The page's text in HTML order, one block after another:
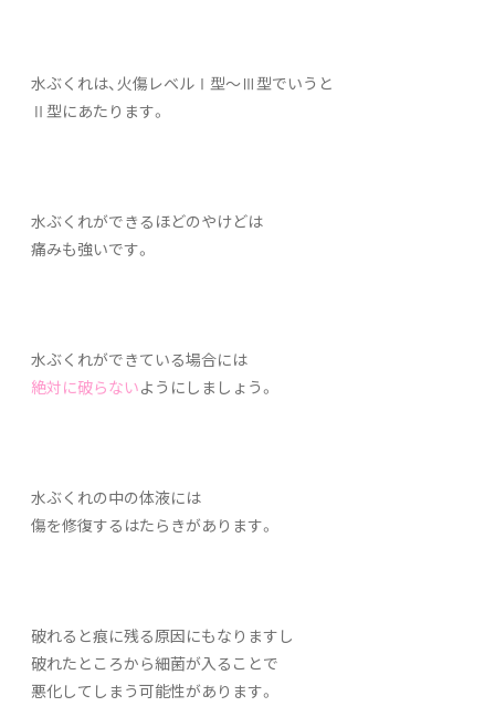
水ぶくれは、火傷レベルⅠ型～Ⅲ型でいうと
Ⅱ型にあたります。
水ぶくれができるほどのやけどは
痛みも強いです。
水ぶくれができている場合には
絶対に破らないようにしましょう。
水ぶくれの中の体液には
傷を修復するはたらきがあります。
破れると痕に残る原因にもなりますし
破れたところから細菌が入ることで
悪化してしまう可能性があります。